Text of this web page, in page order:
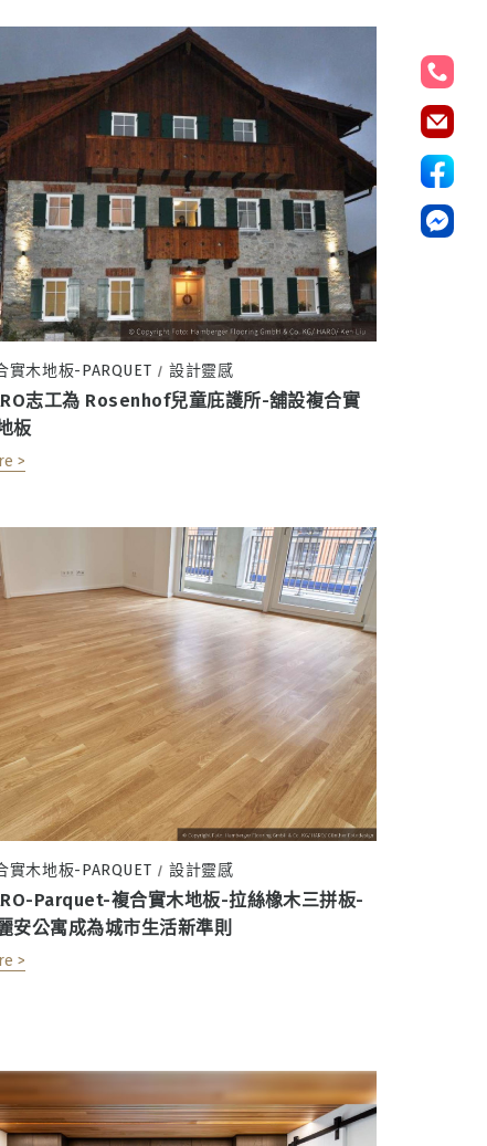
實木地板-PARQUET /設計靈感
志工為 Rosenhof兒童庇護所-舖設複合實
板
>
實木地板-PARQUET /設計靈感
Parquet-複合實木地板-拉絲橡木三拼板-
安公寓成為城市生活新準則
>